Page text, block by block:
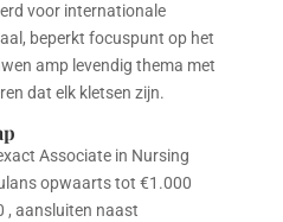
voor internationale
beperkt focuspunt op het
amp levendig thema met
dat elk kletsen zijn.
Associate in Nursing
opwaarts tot €1.000
, aansluiten naast